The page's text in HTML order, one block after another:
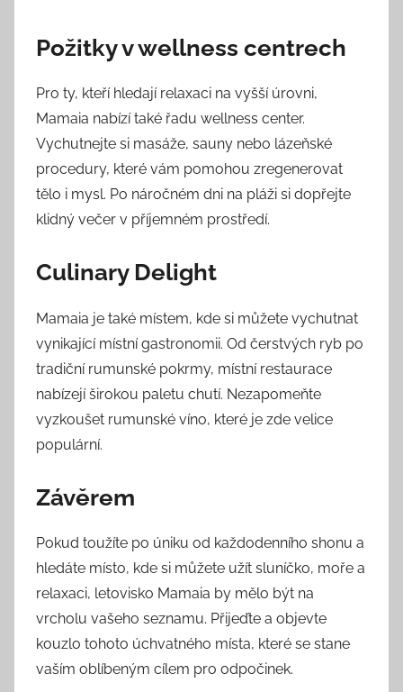
Požitky v wellness centrech
Pro ty, kteří hledají relaxaci na vyšší úrovni,
Mamaia nabízí také řadu wellness center.
Vychutnejte si masáže, sauny nebo lázeňské
procedury, které vám pomohou zregenerovat
tělo i mysl. Po náročném dni na pláži si dopřejte
klidný večer v příjemném prostředí.
Culinary Delight
Mamaia je také místem, kde si můžete vychutnat
vynikající místní gastronomii. Od čerstvých ryb po
tradiční rumunské pokrmy, místní restaurace
nabízejí širokou paletu chutí. Nezapomeňte
vyzkoušet rumunské víno, které je zde velice
populární.
Závěrem
Pokud toužíte po úniku od každodenního shonu a
hledáte místo, kde si můžete užít sluníčko, moře a
relaxaci, letovisko Mamaia by mělo být na
vrcholu vašeho seznamu. Přijeďte a objevte
kouzlo tohoto úchvatného místa, které se stane
vaším oblíbeným cílem pro odpočinek.